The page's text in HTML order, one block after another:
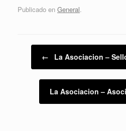
Publicado en General.
Navegador de artículos
← La Asociacion –
La Asociacion –